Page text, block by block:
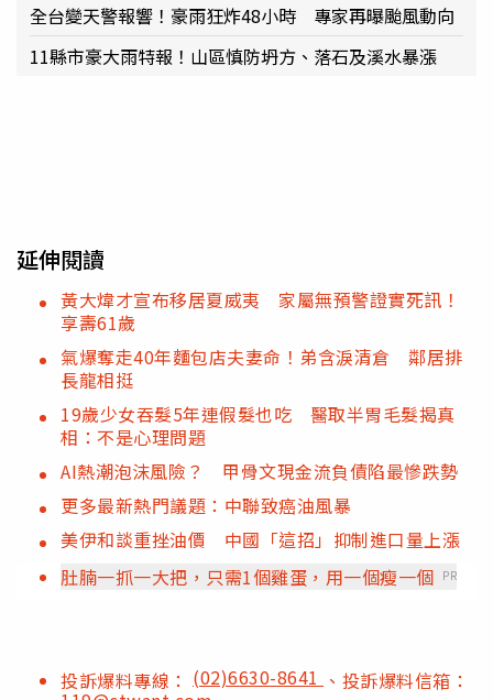
全台變天警報響！豪雨狂炸48小時 專家再曝颱風動向
11縣市豪大雨特報！山區慎防坍方、落石及溪水暴漲
延伸閱讀
黃大煒才宣布移居夏威夷 家屬無預警證實死訊！
享壽61歲
氣爆奪走40年麵包店夫妻命！弟含淚清倉 鄰居排
長龍相挺
19歲少女吞髮5年連假髮也吃 醫取半胃毛髮揭真
相：不是心理問題
AI熱潮泡沫風險？ 甲骨文現金流負債陷最慘跌勢
更多最新熱門議題：中聯致癌油風暴
美伊和談重挫油價 中國「這招」抑制進口量上漲
肚腩一抓一大把，只需1個雞蛋，用一個瘦一個 PR
投訴爆料專線： (02)6630-8641 、投訴爆料信箱：